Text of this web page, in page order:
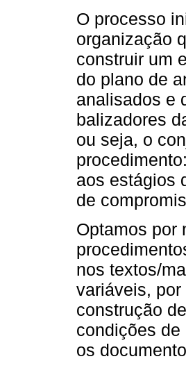
O processo
organização
construir um
do plano de
analisados e
balizadores
ou seja, o
aos estágios
de
Optamos por
nos textos/
variáveis,
construção
condições
os